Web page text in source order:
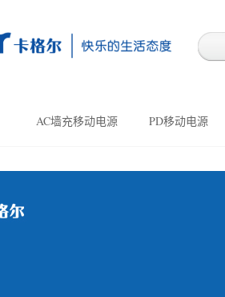
AC墙充移动电源 PD移动电源